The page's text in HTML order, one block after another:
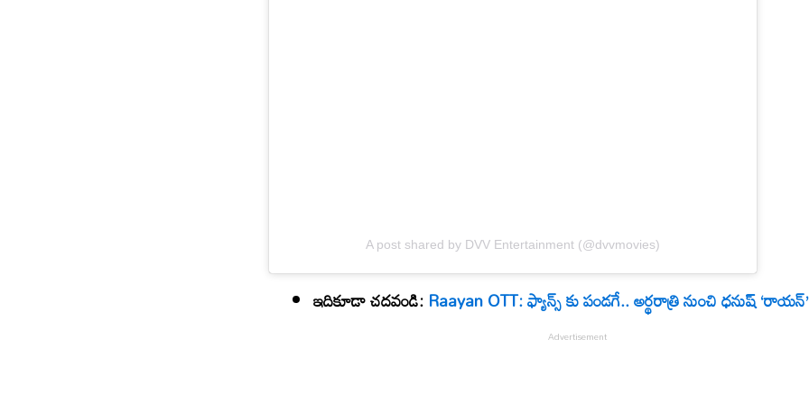
A post shared by DVV Entertainment (@dvvmovies)
ఇదికూడా చదవండి:Raayan OTT: ఫ్యాన్స్ కు పండగే.. అర్థరాత్రి నుంచి ధనుష్